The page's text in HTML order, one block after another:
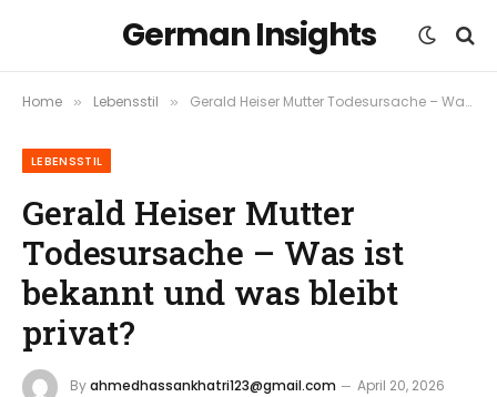
German Insights
Home » Lebensstil » Gerald Heiser Mutter Todesursache – Was ist bekannt und was bleibt privat?
LEBENSSTIL
Gerald Heiser Mutter
Todesursache – Was ist
bekannt und was bleibt
privat?
Byahmedhassankhatri123@gmail.com April 20, 2026